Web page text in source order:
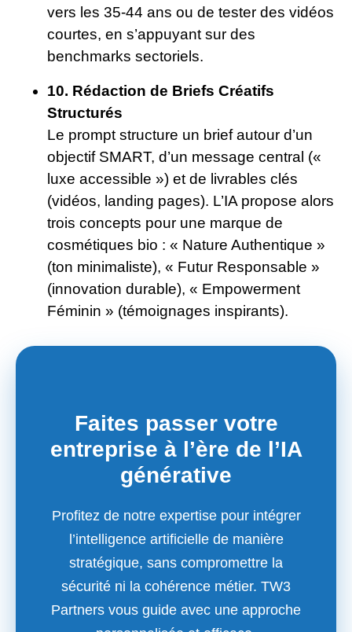
vers les 35-44 ans ou de tester des vidéos
courtes, en s’appuyant sur des
benchmarks sectoriels.
10. Rédaction de Briefs Créatifs
Structurés
Le prompt structure un brief autour d’un
objectif SMART, d’un message central («
luxe accessible ») et de livrables clés
(vidéos, landing pages). L’IA propose alors
trois concepts pour une marque de
cosmétiques bio : « Nature Authentique »
(ton minimaliste), « Futur Responsable »
(innovation durable), « Empowerment
Féminin » (témoignages inspirants).
Faites passer votre
entreprise à l’ère de l’IA
générative
Profitez de notre expertise pour intégrer
l’intelligence artificielle de manière
stratégique, sans compromettre la
sécurité ni la cohérence métier. TW3
Partners vous guide avec une approche